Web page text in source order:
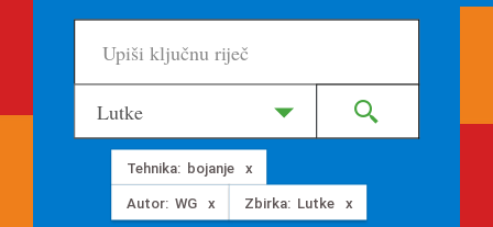
Lutke
Tehnika: bojanje
Autor: WG Zbirka: Lutke